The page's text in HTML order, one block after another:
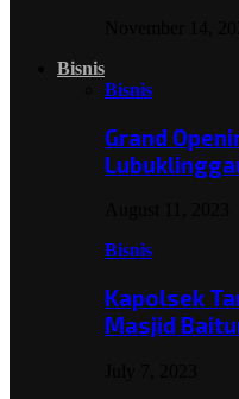
Bisnis
Bisnis
Grand
Bisnis
Kapolsek
Masjid